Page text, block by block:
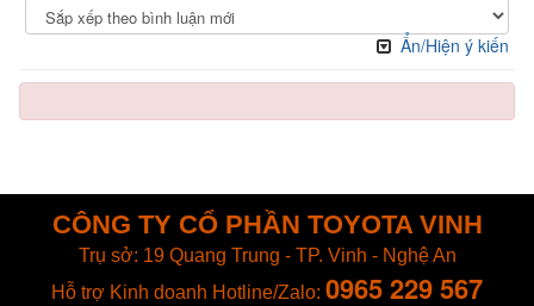
Ẩn/Hiện ý kiến
CÔNG TY CỔ PHẦN TOYOTA VINH
Trụ sở: 19 Quang Trung - TP. Vinh - Nghệ An
Hỗ trợ Kinh doanh Hotline/Zalo: 0965 229 567